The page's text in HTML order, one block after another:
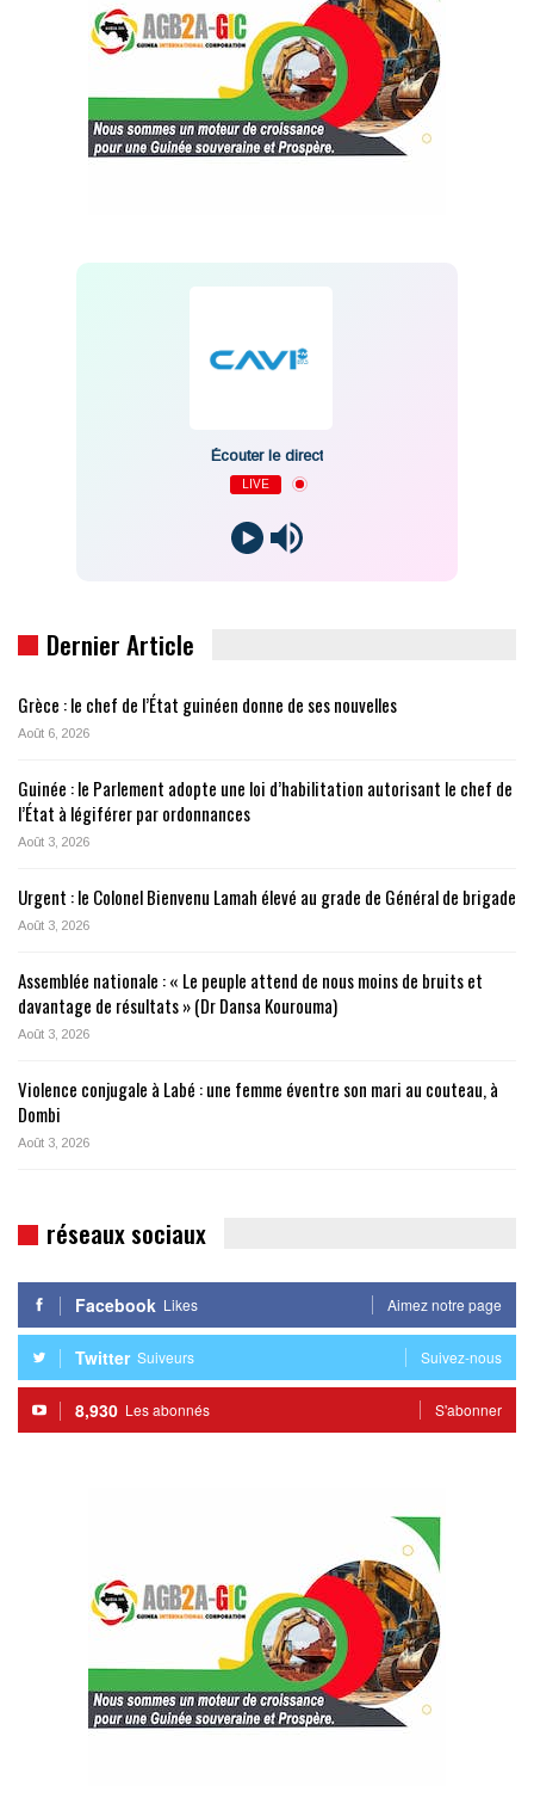
Écouter le direct
LIVE
Dernier Article
Grèce : le chef de l’État guinéen donne de ses nouvelles
Août 6, 2026
Guinée : le Parlement adopte une loi d’habilitation autorisant le chef de
l’État à légiférer par ordonnances
Août 3, 2026
Urgent : le Colonel Bienvenu Lamah élevé au grade de Général de brigade
Août 3, 2026
Assemblée nationale : « Le peuple attend de nous moins de bruits et
davantage de résultats » (Dr Dansa Kourouma)
Août 3, 2026
Violence conjugale à Labé : une femme éventre son mari au couteau, à
Dombi
Août 3, 2026
réseaux sociaux
Facebook Likes Aimez notre page
Twitter Suiveurs Suivez-nous
8,930 Les abonnés S'abonner